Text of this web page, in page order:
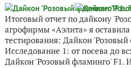
Итоговый отчет по дайкону
агрофирмы «Аэлита» я
тестирования: Дайкон 'Розовый
Исследование 1: от посева до
Дайкон 'Розовый фламинго' F1.